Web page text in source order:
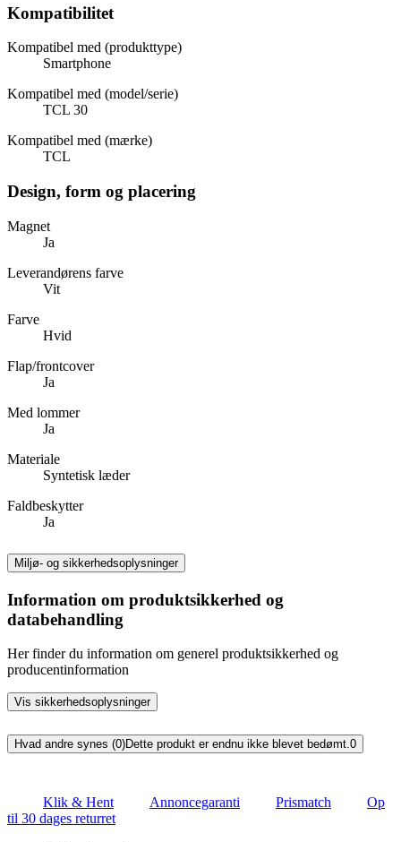
Kompatibilitet
Kompatibel med (produkttype)
Smartphone
Kompatibel med (model/serie)
TCL 30
Kompatibel med (mærke)
TCL
Design, form og placering
Magnet
Ja
Leverandørens farve
Vit
Farve
Hvid
Flap/frontcover
Ja
Med lommer
Ja
Materiale
Syntetisk læder
Faldbeskytter
Ja
Miljø- og sikkerhedsoplysninger
Information om produktsikkerhed og
databehandling
Her finder du information om generel produktsikkerhed og
producentinformation
Vis sikkerhedsoplysninger
Hvad andre synes (0)Dette produkt er endnu ikke blevet bedømt.0
Klik & Hent Annoncegaranti Prismatch
Op
til 30 dages returret